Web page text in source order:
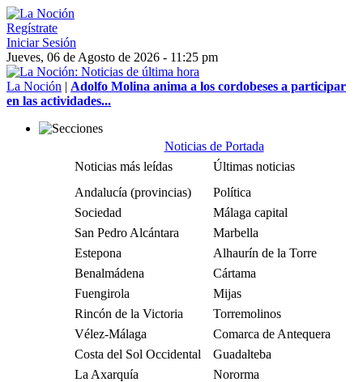
Regístrate
Iniciar Sesión
Jueves, 06 de Agosto de 2026 - 11:25 pm
La Noción | Adolfo Molina anima a los cordobeses a participar
en las actividades...
Noticias de Portada
Noticias más leídas
Últimas noticias
Andalucía (provincias)
Política
Sociedad
Málaga capital
San Pedro Alcántara
Marbella
Estepona
Alhaurín de la Torre
Benalmádena
Cártama
Fuengirola
Mijas
Rincón de la Victoria
Torremolinos
Vélez-Málaga
Comarca de Antequera
Costa del Sol Occidental
Guadalteba
La Axarquía
Nororma